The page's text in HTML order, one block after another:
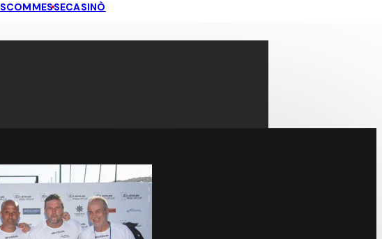
SCOMMESSECASINÒ